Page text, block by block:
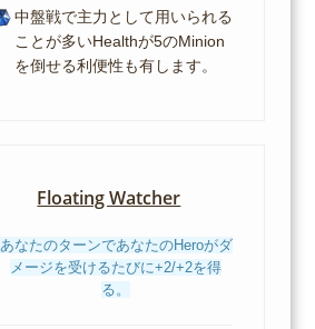
中盤戦で主力として用いられる
ことが多いHealthが5のMinion
を倒せる利便性も有します。
Floating Watcher
あなたのターンであなたのHeroがダ
メージを受けるたびに+2/+2を得
る。